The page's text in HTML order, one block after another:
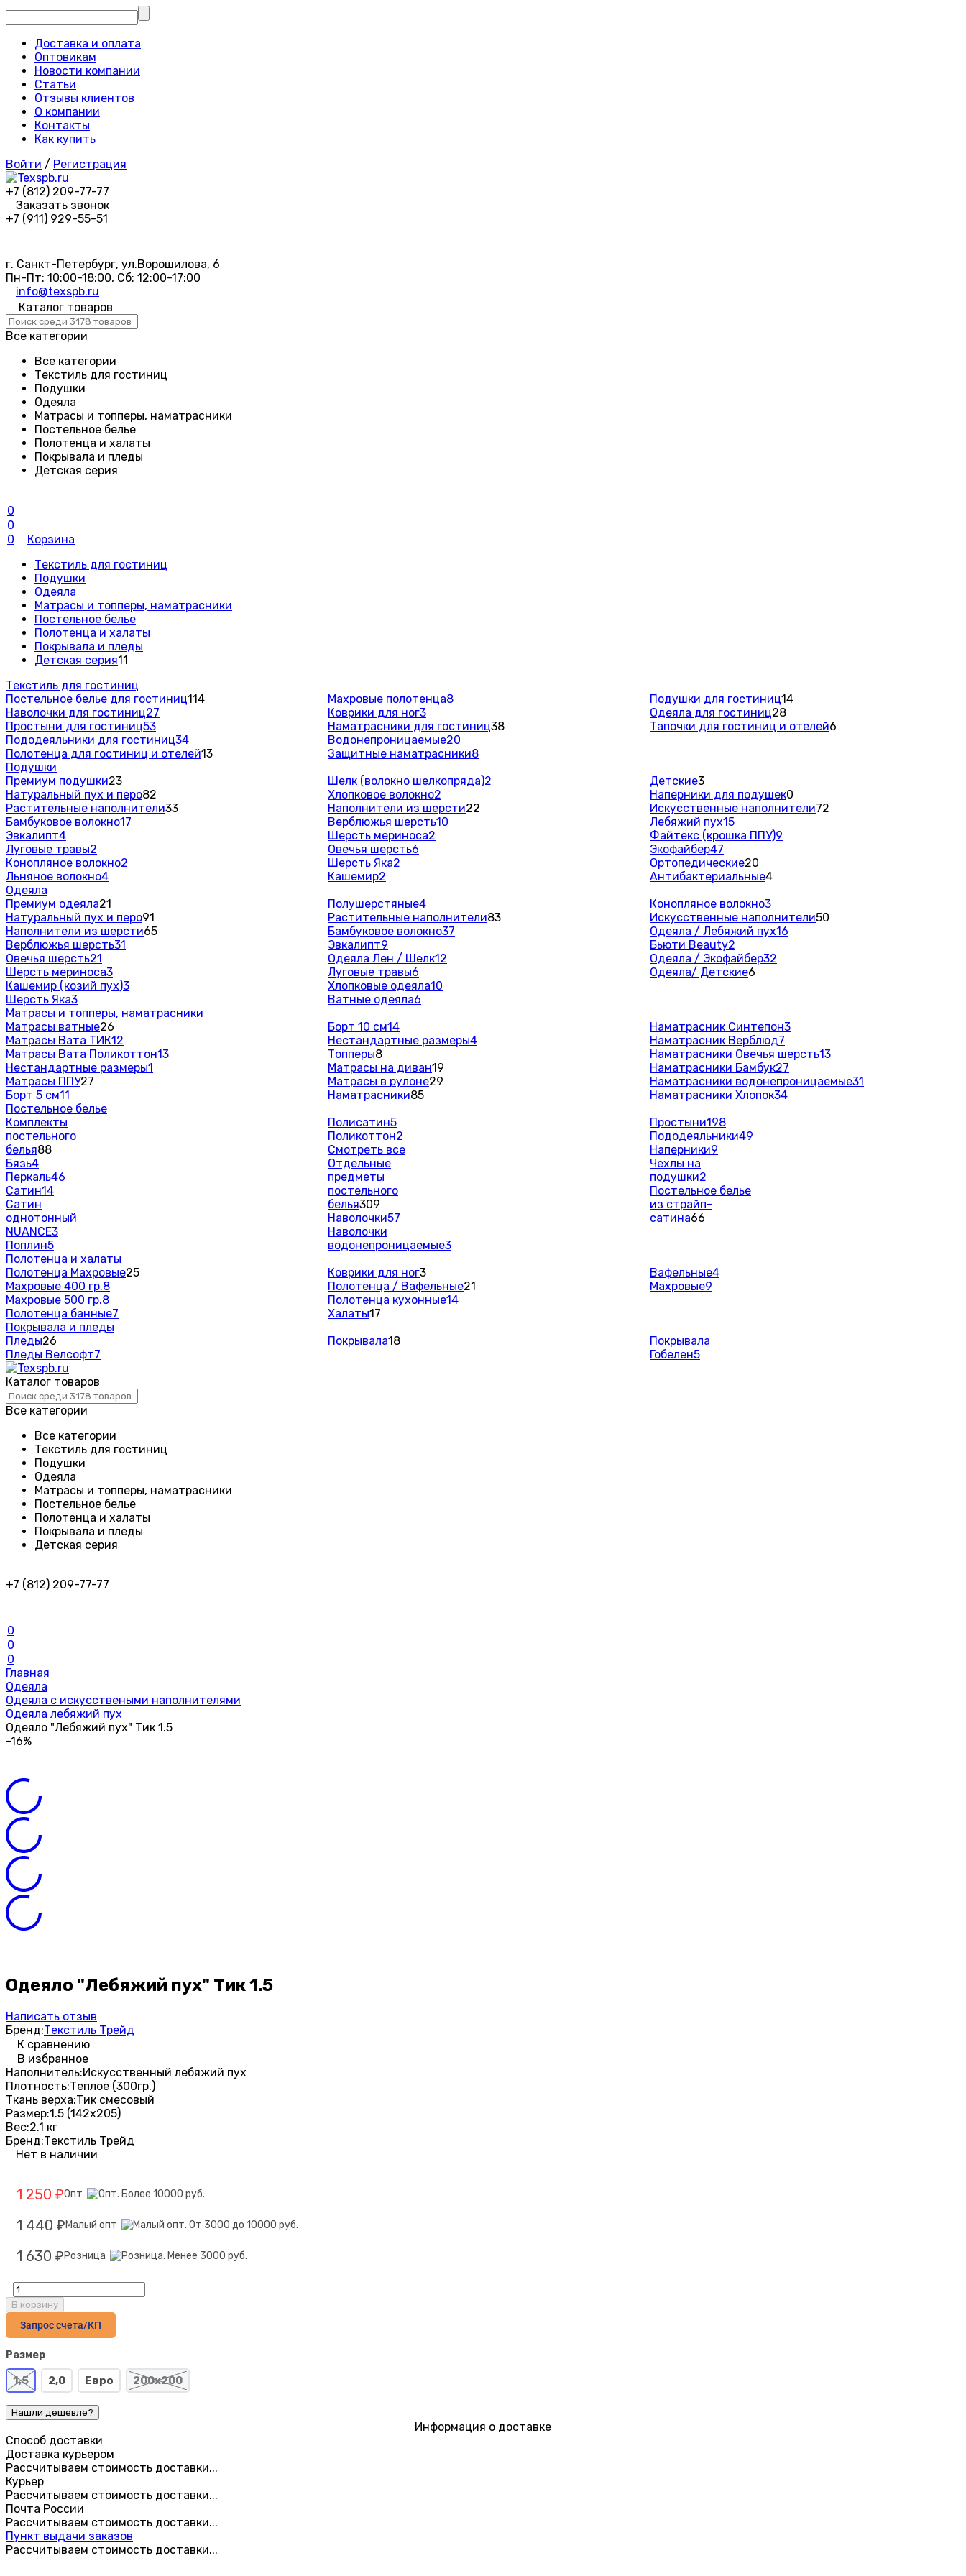
Доставка и оплата
Оптовикам
Новости компании
Статьи
Отзывы клиентов
О компании
Контакты
Как купить
Войти / Регистрация
+7 (812) 209-77-77
Заказать звонок
+7 (911) 929-55-51
г. Санкт-Петербург, ул.Ворошилова, 6
Пн-Пт: 10:00-18:00, Сб: 12:00-17:00
info@texspb.ru
Каталог товаров
Все категории
Все категории
Текстиль для гостиниц
Подушки
Одеяла
Матрасы и топперы, наматрасники
Постельное белье
Полотенца и халаты
Покрывала и пледы
Детская серия
0
0
0
Корзина
Текстиль для гостиниц
Подушки
Одеяла
Матрасы и топперы, наматрасники
Постельное белье
Полотенца и халаты
Покрывала и пледы
Детская серия11
Текстиль для гостиниц
Постельное белье для гостиниц114
Наволочки для гостиниц27
Простыни для гостиниц53
Пододеяльники для гостиниц34
Полотенца для гостиниц и отелей13
Махровые полотенца8
Коврики для ног3
Наматрасники для гостиниц38
Водонепроницаемые20
Защитные наматрасники8
Подушки для гостиниц14
Одеяла для гостиниц28
Тапочки для гостиниц и отелей6
Подушки
Премиум подушки23
Натуральный пух и перо82
Растительные наполнители33
Бамбуковое волокно17
Эвкалипт4
Луговые травы2
Конопляное волокно2
Льняное волокно4
Шелк (волокно шелкопряда)2
Хлопковое волокно2
Наполнители из шерсти22
Верблюжья шерсть10
Шерсть мериноса2
Овечья шерсть6
Шерсть Яка2
Кашемир2
Детские3
Наперники для подушек0
Искусственные наполнители72
Лебяжий пух15
Файтекс (крошка ППУ)9
Экофайбер47
Ортопедические20
Антибактериальные4
Одеяла
Премиум одеяла21
Натуральный пух и перо91
Наполнители из шерсти65
Верблюжья шерсть31
Овечья шерсть21
Шерсть мериноса3
Кашемир (козий пух)3
Шерсть Яка3
Полушерстяные4
Растительные наполнители83
Бамбуковое волокно37
Эвкалипт9
Одеяла Лен / Шелк12
Луговые травы6
Хлопковые одеяла10
Ватные одеяла6
Конопляное волокно3
Искусственные наполнители50
Одеяла / Лебяжий пух16
Бьюти Beauty2
Одеяла / Экофайбер32
Одеяла/ Детские6
Матрасы и топперы, наматрасники
Матрасы ватные26
Матрасы Вата ТИК12
Матрасы Вата Поликоттон13
Нестандартные размеры1
Матрасы ППУ27
Борт 5 см11
Борт 10 см14
Нестандартные размеры4
Топперы8
Матрасы на диван19
Матрасы в рулоне29
Наматрасники85
Наматрасник Синтепон3
Наматрасник Верблюд7
Наматрасники Овечья шерсть13
Наматрасники Бамбук27
Наматрасники водонепроницаемые31
Наматрасники Хлопок34
Постельное белье
Комплекты
постельного
белья88
Бязь4
Перкаль46
Сатин14
Сатин
однотонный
NUANCE3
Поплин5
Полисатин5
Поликоттон2
Смотреть все
Отдельные
предметы
постельного
белья309
Наволочки57
Наволочки
водонепроницаемые3
Простыни198
Пододеяльники49
Наперники9
Чехлы на
подушки2
Постельное белье
из страйп-
сатина66
Полотенца и халаты
Полотенца Махровые25
Махровые 400 гр.8
Махровые 500 гр.8
Полотенца банные7
Коврики для ног3
Полотенца / Вафельные21
Полотенца кухонные14
Халаты17
Вафельные4
Махровые9
Покрывала и пледы
Пледы26
Пледы Велсофт7
Покрывала18
Покрывала
Гобелен5
Каталог товаров
Все категории
Все категории
Текстиль для гостиниц
Подушки
Одеяла
Матрасы и топперы, наматрасники
Постельное белье
Полотенца и халаты
Покрывала и пледы
Детская серия
+7 (812) 209-77-77
0
0
0
Главная
Одеяла
Одеяла с искусствеными наполнителями
Одеяла лебяжий пух
Одеяло "Лебяжий пух" Тик 1.5
-16%
Одеяло "Лебяжий пух" Тик 1.5
Написать отзыв
Бренд:Текстиль Трейд
К сравнению
В избранное
Наполнитель:Искусственный лебяжий пух
Плотность:Теплое (300гр.)
Ткань верха:Тик смесовый
Размер:1.5 (142х205)
Вес:2.1 кг
Бренд:Текстиль Трейд
Нет в наличии
1 250 ₽Опт
1 440 ₽ Малый опт
1 630 ₽ Розница
В корзину
Запрос счета/КП
Размер
1,5 2,0 Евро 200х200
Информация о доставке
Способ доставки
Доставка курьером
Рассчитываем стоимость доставки...
Курьер
Рассчитываем стоимость доставки...
Почта России
Рассчитываем стоимость доставки...
Пункт выдачи заказов
Рассчитываем стоимость доставки...